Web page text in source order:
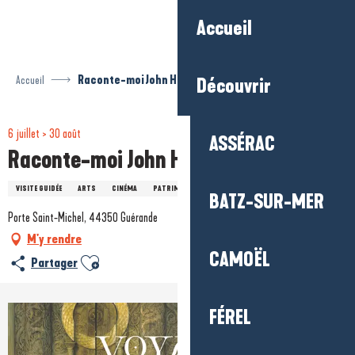
Accueil
Découvrir
ASSÉRAC
BATZ-SUR-MER
CAMOËL
FÉREL
Accueil Raconte-moi John Howe
6 juillet > 30 août
Raconte-moi John Howe
VISITE GUIDÉE ARTS CINÉMA PATRIMOINE
Porte Saint-Michel, 44350 Guérande
M'y rendre
Partager Ajouter aux favoris